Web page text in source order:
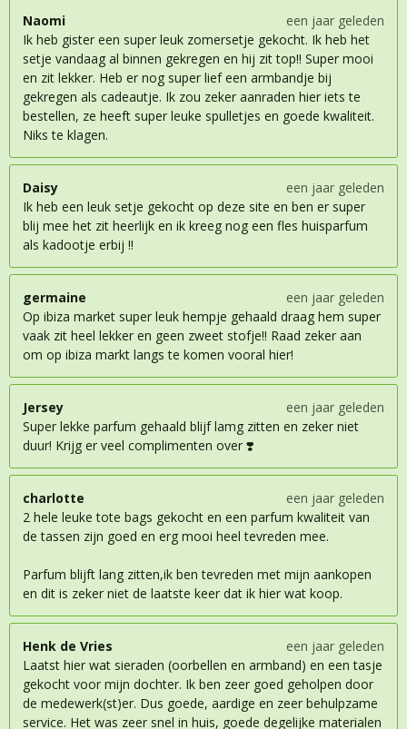
Naomi
een jaar geleden
Ik heb gister een super leuk zomersetje gekocht. Ik heb het
setje vandaag al binnen gekregen en hij zit top!! Super mooi
en zit lekker. Heb er nog super lief een armbandje bij
gekregen als cadeautje. Ik zou zeker aanraden hier iets te
bestellen, ze heeft super leuke spulletjes en goede kwaliteit.
Niks te klagen.
Daisy
een jaar geleden
Ik heb een leuk setje gekocht op deze site en ben er super
blij mee het zit heerlijk en ik kreeg nog een fles huisparfum
als kadootje erbij !!
germaine
een jaar geleden
Op ibiza market super leuk hempje gehaald draag hem super
vaak zit heel lekker en geen zweet stofje!! Raad zeker aan
om op ibiza markt langs te komen vooral hier!
Jersey
een jaar geleden
Super lekke parfum gehaald blijf lamg zitten en zeker niet
duur! Krijg er veel complimenten over ❣️
charlotte
een jaar geleden
2 hele leuke tote bags gekocht en een parfum kwaliteit van
de tassen zijn goed en erg mooi heel tevreden mee.
Parfum blijft lang zitten,ik ben tevreden met mijn aankopen
en dit is zeker niet de laatste keer dat ik hier wat koop.
Henk de Vries
een jaar geleden
Laatst hier wat sieraden (oorbellen en armband) en een tasje
gekocht voor mijn dochter. Ik ben zeer goed geholpen door
de medewerk(st)er. Dus goede, aardige en zeer behulpzame
service. Het was zeer snel in huis, goede degelijke materialen